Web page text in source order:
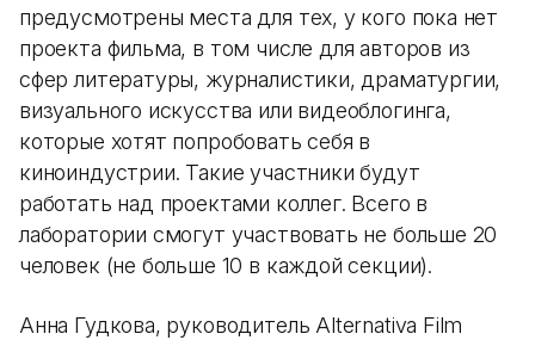
предусмотрены места для тех, у кого пока нет
проекта фильма, в том числе для авторов из
сфер литературы, журналистики, драматургии,
визуального искусства или видеоблогинга,
которые хотят попробовать себя в
киноиндустрии. Такие участники будут
работать над проектами коллег. Всего в
лаборатории смогут участвовать не больше 20
человек (не больше 10 в каждой секции).
Анна Гудкова, руководитель Alternativa Film